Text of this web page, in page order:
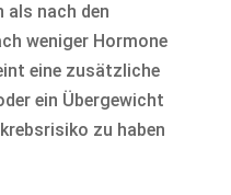
als nach den
weniger Hormone
eine zusätzliche
ein Übergewicht
zu haben